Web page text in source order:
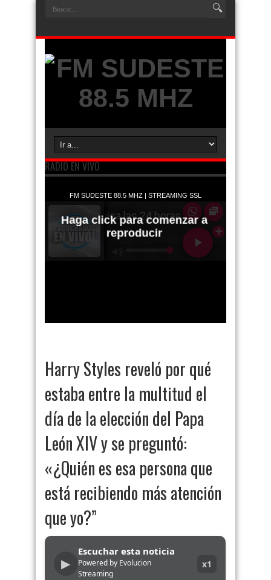
RADIO EN VIVO
Harry Styles reveló por qué
estaba entre la multitud el
día de la elección del Papa
León XIV y se preguntó:
«¿Quién es esa persona que
está recibiendo más atención
que yo?”
▶
Escuchar esta noticia
Powered by Evolucion
Streaming
x1